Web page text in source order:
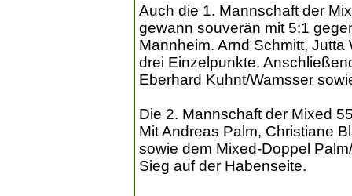
Auch die 1. Mannschaft der
gewann souverän mit 5:1
Mannheim. Arnd Schmitt,
drei Einzelpunkte.
Eberhard Kuhnt/Wamsser
Die 2. Mannschaft der Mixed
Mit Andreas Palm, Christiane
sowie dem Mixed-Doppel
Sieg auf der Habenseite.